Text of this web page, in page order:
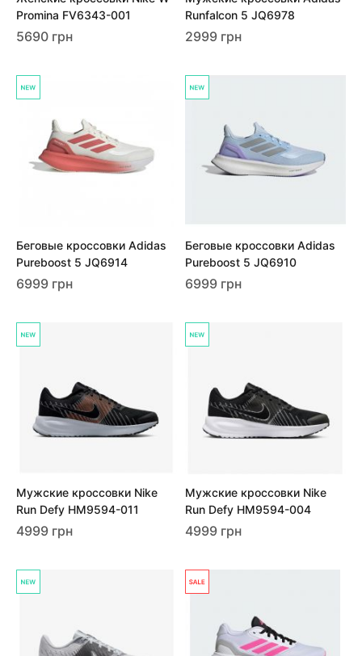
Promina FV6343-001
5690 грн
Runfalcon 5 JQ6978
2999 грн
Беговые кроссовки Adidas
Pureboost 5 JQ6914
6999 грн
Беговые кроссовки Adidas
Pureboost 5 JQ6910
6999 грн
Мужские кроссовки Nike
Run Defy HM9594-011
4999 грн
Мужские кроссовки Nike
Run Defy HM9594-004
4999 грн